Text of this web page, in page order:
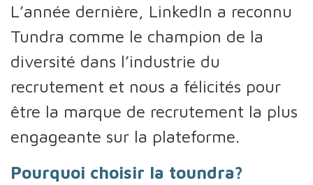
L’année dernière, LinkedIn a reconnu
Tundra comme le champion de la
diversité dans l’industrie du
recrutement et nous a félicités pour
être la marque de recrutement la plus
engageante sur la plateforme.
Pourquoi choisir la toundra?